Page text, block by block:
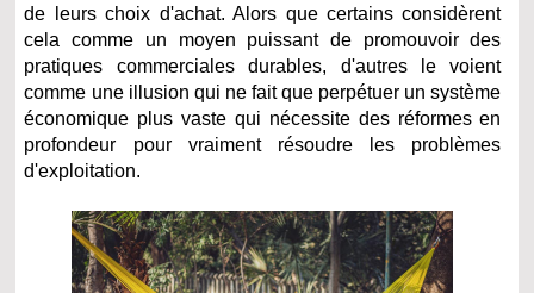
de leurs choix d'achat. Alors que certains considèrent
cela comme un moyen puissant de promouvoir des
pratiques commerciales durables, d'autres le voient
comme une illusion qui ne fait que perpétuer un système
économique plus vaste qui nécessite des réformes en
profondeur pour vraiment résoudre les problèmes
d'exploitation.